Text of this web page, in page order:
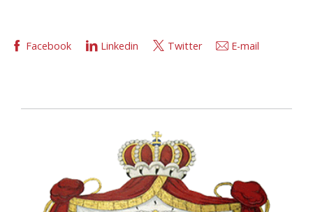
Facebook Linkedin Twitter E-mail